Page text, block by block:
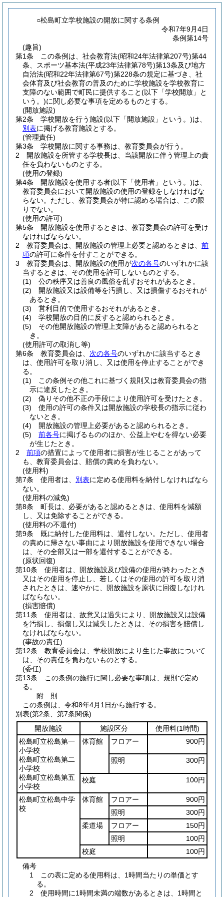
○松島町立学校施設の開放に関する条例
令和7年9月4日
条例第14号
(趣旨)
第1条
この条例は、社会教育法(昭和24年法律第207号)第44
条、スポーツ基本法(平成23年法律第78号)第13条及び地方
自治法(昭和22年法律第67号)第228条の規定に基づき、社
会体育及び社会教育の普及のために学校施設を学校教育に
支障のない範囲で町民に提供すること(以下「学校開放」と
いう。)に関し必要な事項を定めるものとする。
(開放施設)
第2条
学校開放を行う施設(以下「開放施設」という。)は、
別表に掲げる教育施設とする。
(管理責任)
第3条
学校開放に関する事務は、教育委員会が行う。
2
開放施設を所管する学校長は、当該開放に伴う管理上の責
任を負わないものとする。
(使用の登録)
第4条
開放施設を使用する者(以下「使用者」という。)は、
教育委員会において開放施設の使用の登録をしなければな
らない。 ただし、教育委員会が特に認める場合は、この限
りでない。
(使用の許可)
第5条
開放施設を使用するときは、教育委員会の許可を受け
なければならない。
2
教育委員会は、開放施設の管理上必要と認めるときは、 前
項の許可に条件を付すことができる。
3
教育委員会は、開放施設の使用が次の各号のいずれかに該
当するときは、その使用を許可しないものとする。
(1)
公の秩序又は善良の風俗を乱すおそれがあるとき。
(2)
開放施設又は設備等を汚損し、又は損傷するおそれが
あるとき。
(3)
営利目的で使用するおそれがあるとき。
(4)
学校開放の目的に反すると認められるとき。
(5)
その他開放施設の管理上支障があると認められると
き。
(使用許可の取消し等)
第6条
教育委員会は、 次の各号のいずれかに該当するとき
は、使用許可を取り消し、又は使用を停止することができ
る。
(1)
この条例その他これに基づく規則又は教育委員会の指
示に違反したとき。
(2)
偽りその他不正の手段により使用許可を受けたとき。
(3)
使用の許可の条件又は開放施設の学校長の指示に従わ
ないとき。
(4)
開放施設の管理上必要があると認められるとき。
(5)
前各号に掲げるもののほか、公益上やむを得ない必要
が生じたとき。
2
前項の措置によって使用者に損害が生じることがあって
も、教育委員会は、賠償の責めを負わない。
(使用料)
第7条
使用者は、 別表に定める使用料を納付しなければなら
ない。
(使用料の減免)
第8条
町長は、必要があると認めるときは、使用料を減額
し、又は免除することができる。
(使用料の不還付)
第9条
既に納付した使用料は、還付しない。 ただし、使用者
の責めに帰さない事由により開放施設を使用できない場合
は、その全部又は一部を還付することができる。
(原状回復)
第10条
使用者は、開放施設及び設備の使用が終わったとき
又はその使用を停止し、若しくはその使用の許可を取り消
されたときは、速やかに、開放施設を原状に回復しなけれ
ばならない。
(損害賠償)
第11条
使用者は、故意又は過失により、開放施設又は設備
を汚損し、損傷し又は滅失したときは、その損害を賠償し
なければならない。
(事故の責任)
第12条
教育委員会は、学校開放により生じた事故について
は、その責任を負わないものとする。
(委任)
第13条
この条例の施行に関し必要な事項は、規則で定め
る。
附 則
この条例は、令和8年4月1日から施行する。
別表(第2条、第7条関係)
開放施設
施設区分 使用料(1時間)
松島町立松島第一
小学校
松島町立松島第二
小学校
松島町立松島第五
小学校
体育館 フロアー 900円
照明 300円
校庭 100円
松島町立松島中学
校
体育館 フロアー
900円
照明
300円
柔道場
フロアー
150円
照明
100円
校庭
100円
備考
1 この表に定める使用料は、1時間当たりの単価とす
る。
2 使用時間に1時間未満の端数があるときは、1時間と